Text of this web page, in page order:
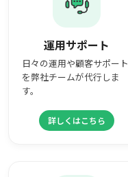
運用サポート
日々の運用や顧客サポート
を弊社チームが代行しま
す。
詳しくはこちら